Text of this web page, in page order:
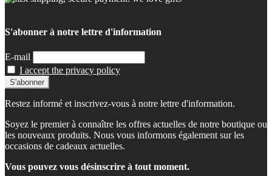
S'abonner à notre lettre d'information
E-mail
I accept the privacy policy
Restez informé et inscrivez-vous à notre lettre d'information.
Soyez le premier à connaître les offres actuelles de notre boutique ou
les nouveaux produits. Nous vous informons également sur les
occasions de cadeaux actuelles.
Vous pouvez vous désinscrire à tout moment.